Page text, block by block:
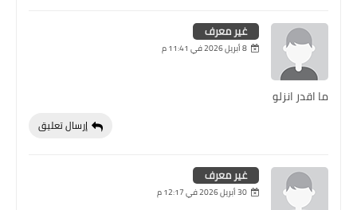
غير معرف
8 أبريل 2026 في 11:41 م
ما اقدر انزلو
إرسال تعليق
غير معرف
30 أبريل 2026 في 12:17 م